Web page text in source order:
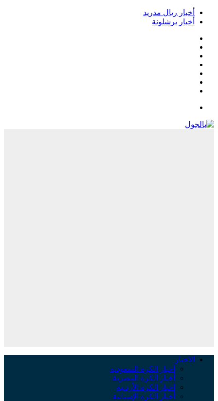
أخبار ريال مدريد
أخبار برشلونة
الأخبار
أخبار الكرة السعودية
أخبار الكرة المصرية
أخبار الكرة الأردنية
أخبار الكرة الإسبانية